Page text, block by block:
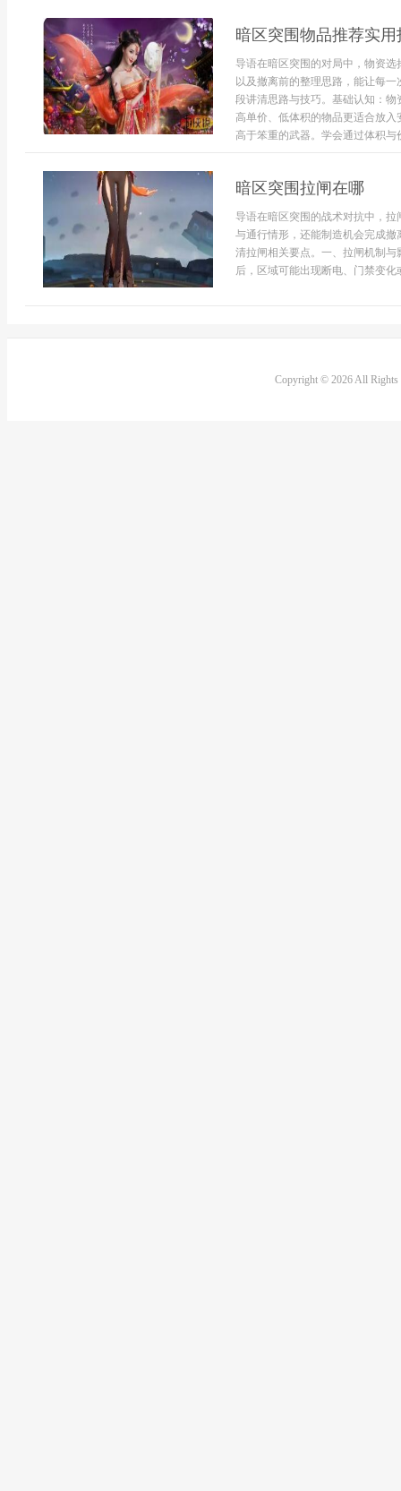
暗区突围物品推荐实用
导语在暗区突围的对局中，物资
以及撤离前的整理思路，能让每
段讲清思路与技巧。基础认知：
高单价、低体积的物品更适合放
高于笨重的武器。学会通过体积与
暗区突围拉闸在哪
导语在暗区突围的战术对抗中，
与通行情形，还能制造机会完成
清拉闸相关要点。一、拉闸机制
后，区域可能出现断电、门禁变化
Copyright © 2026 All